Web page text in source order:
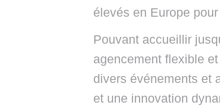
élevés en Europe
Pouvant accueillir
agencement flexible
divers événements et
et une innovation